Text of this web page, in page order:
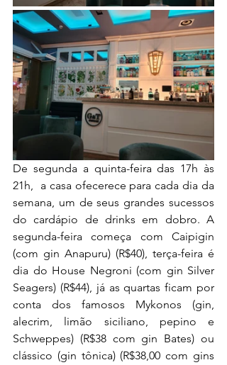
De segunda a quinta-feira das 17h às
21h,  a casa ofecerece para cada dia da
semana, um de seus grandes sucessos
do cardápio de drinks em dobro. A
segunda-feira começa com Caipigin
(com gin Anapuru) (R$40), terça-feira é
dia do House Negroni (com gin Silver
Seagers) (R$44), já as quartas ficam por
conta dos famosos Mykonos (gin,
alecrim, limão siciliano, pepino e
Schweppes) (R$38 com gin Bates) ou
clássico (gin tônica) (R$38,00 com gins